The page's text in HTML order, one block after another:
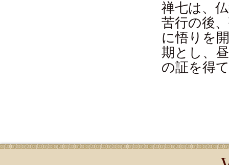
禅七は、
苦行の後
に悟りを
期とし、
の証を得